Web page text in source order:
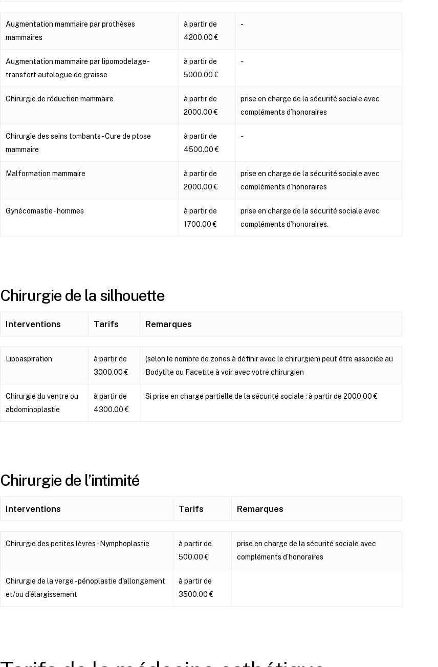
Interventions Tarifs
Augmentation mammaire par prothèses
mammaires
à partir de
4200.00 €
-
Augmentation mammaire par lipomodelage -
transfert autologue de graisse
à partir de
5000.00 €
-
Chirurgie de réduction mammaire
à partir de
2000.00 €
prise en charge de la sécurité sociale avec
compléments d’honoraires
Chirurgie des seins tombants - Cure de ptose
mammaire
à partir de
4500.00 €
-
Malformation mammaire
à partir de
2000.00 €
prise en charge de la sécurité sociale avec
compléments d’honoraires
Gynécomastie - hommes
à partir de
1700.00 €
prise en charge de la sécurité sociale avec
compléments d’honoraires.
Chirurgie de la silhouette
Interventions Tarifs Remarques
Interventions Tarifs Remarques
Lipoaspiration
à partir de
3000.00 €
(selon le nombre de zones à définir avec le chirurgien) peut être associée au
Bodytite ou Facetite à voir avec votre chirurgien
Chirurgie du ventre ou
abdominoplastie
à partir de
4300.00 €
Si prise en charge partielle de la sécurité sociale : à partir de 2000.00 €
Chirurgie de l’intimité
Interventions Tarifs Remarques
Interventions Tarifs Remarques
Chirurgie des petites lèvres - Nymphoplastie
à partir de
500.00 €
prise en charge de la sécurité sociale avec
compléments d’honoraires
Chirurgie de la verge - pénoplastie d'allongement
et/ou d'élargissement
à partir de
3500.00 €